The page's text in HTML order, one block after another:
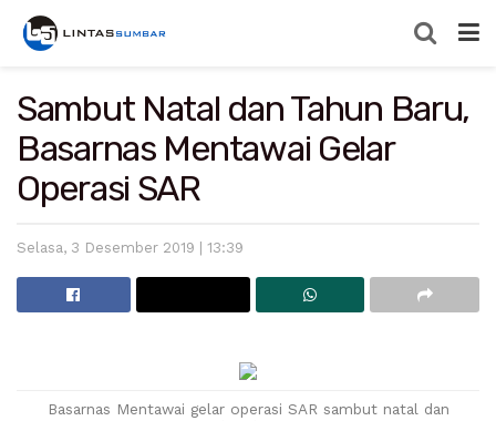
Sambut Natal dan Tahun Baru,
Basarnas Mentawai Gelar
Operasi SAR
Selasa, 3 Desember 2019 | 13:39
Basarnas Mentawai gelar operasi SAR sambut natal dan